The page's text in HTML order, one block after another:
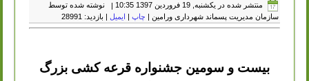
منتشر شده در یکشنبه, 19 فروردين 1397 10:35 |
نوشته شده توسط
سازمان مدیریت پسماند شهرداری ورامین | چاپ | ایمیل | بازدید: 28991
بیست و سومین جشنواره قرعه کشی بزرگ